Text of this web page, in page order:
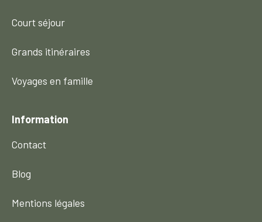
Court séjour
Grands itinéraires
Voyages en famille
Information
Contact
Blog
Mentions légales